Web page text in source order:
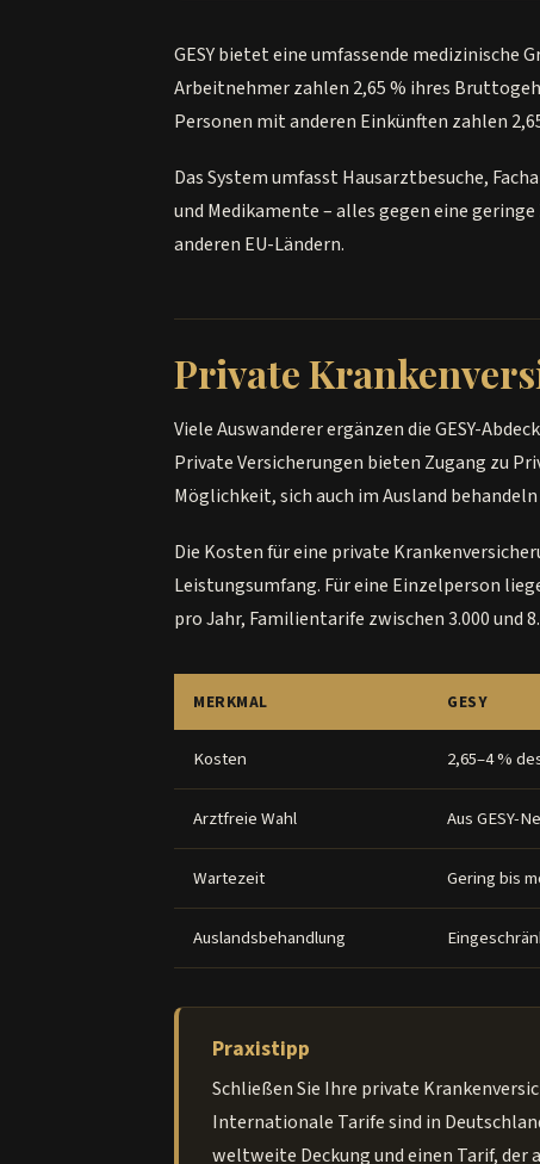
GESY bietet eine umfassende medizinische
Arbeitnehmer zahlen 2,65 % ihres
Personen mit anderen Einkünften zahlen
Das System umfasst Hausarztbesuche,
und Medikamente – alles gegen eine
anderen EU-Ländern.
Private
Viele Auswanderer ergänzen die GESY-
Private Versicherungen bieten Zugang zu
Möglichkeit, sich auch im Ausland behandeln
Die Kosten für eine private
Leistungsumfang. Für eine Einzelperson
pro Jahr, Familientarife zwischen 3.000 und
MERKMAL GESY
Kosten 2,65–4 %
Arztfreie Wahl Aus GESY-
Wartezeit Gering bis
Auslandsbehandlung
Praxistipp
Schließen Sie Ihre private
Internationale Tarife sind in
weltweite Deckung und einen Tarif, der